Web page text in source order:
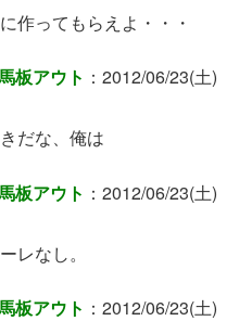
作ってもらえよ・・・
板アウト ：2012/06/23(土)
だな、俺は
板アウト ：2012/06/23(土)
レなし。
板アウト ：2012/06/23(土)